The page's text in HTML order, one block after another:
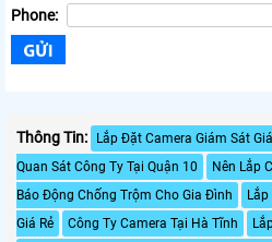
Phone:
Thông Tin: Lắp Đặt Camera Giám Sát
Quan Sát Công Ty Tại Quận 10
Nên Lắp
Báo Động Chống Trộm Cho Gia Đình
Giá Rẻ
Công Ty Camera Tại Hà Tĩnh